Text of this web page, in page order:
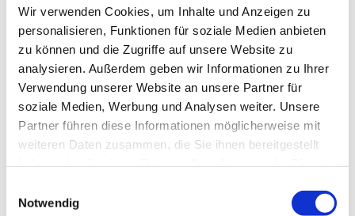
Wir verwenden Cookies, um Inhalte und Anzeigen zu
personalisieren, Funktionen für soziale Medien anbieten
zu können und die Zugriffe auf unsere Website zu
analysieren. Außerdem geben wir Informationen zu Ihrer
Verwendung unserer Website an unsere Partner für
soziale Medien, Werbung und Analysen weiter. Unsere
Partner führen diese Informationen möglicherweise mit
weiteren Daten zusammen, die Sie ihnen bereitgestellt
Notwendig
Dies könnte Sie auch
interessieren